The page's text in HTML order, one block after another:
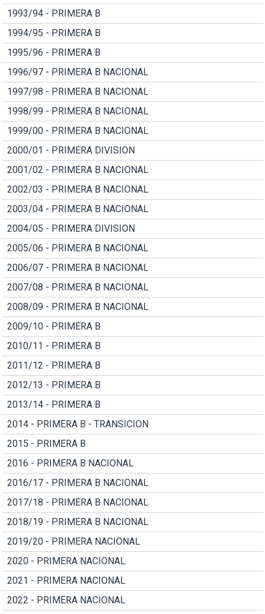
1993/94 - PRIMERA B
1994/95 - PRIMERA B
1995/96 - PRIMERA B
1996/97 - PRIMERA B NACIONAL
1997/98 - PRIMERA B NACIONAL
1998/99 - PRIMERA B NACIONAL
1999/00 - PRIMERA B NACIONAL
2000/01 - PRIMERA DIVISION
2001/02 - PRIMERA B NACIONAL
2002/03 - PRIMERA B NACIONAL
2003/04 - PRIMERA B NACIONAL
2004/05 - PRIMERA DIVISION
2005/06 - PRIMERA B NACIONAL
2006/07 - PRIMERA B NACIONAL
2007/08 - PRIMERA B NACIONAL
2008/09 - PRIMERA B NACIONAL
2009/10 - PRIMERA B
2010/11 - PRIMERA B
2011/12 - PRIMERA B
2012/13 - PRIMERA B
2013/14 - PRIMERA B
2014 - PRIMERA B - TRANSICION
2015 - PRIMERA B
2016 - PRIMERA B NACIONAL
2016/17 - PRIMERA B NACIONAL
2017/18 - PRIMERA B NACIONAL
2018/19 - PRIMERA B NACIONAL
2019/20 - PRIMERA NACIONAL
2020 - PRIMERA NACIONAL
2021 - PRIMERA NACIONAL
2022 - PRIMERA NACIONAL